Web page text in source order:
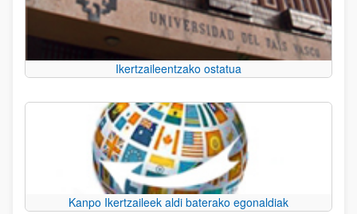
Ikertzaileentzako ostatua
Kanpo Ikertzaileek aldi baterako egonaldiak